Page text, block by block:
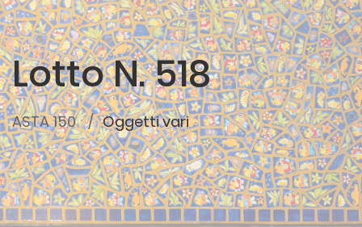
Lotto N. 518
ASTA 150 Oggetti vari